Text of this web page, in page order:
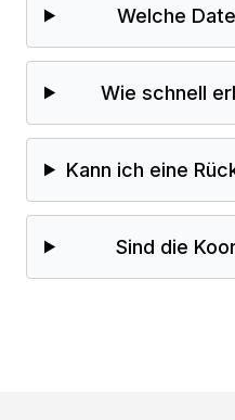
Welche
Wie schnell
Kann ich eine
Sind die